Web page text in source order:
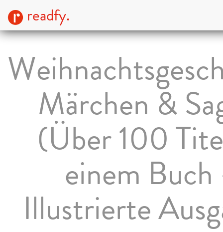
readfy.
Märchen &
(Über 100
einem
Illustrierte